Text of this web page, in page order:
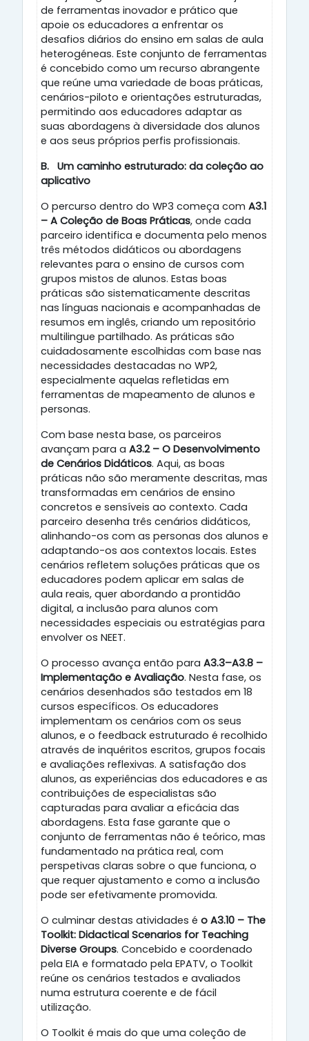
de ferramentas inovador e prático que
apoie os educadores a enfrentar os
desafios diários do ensino em salas de aula
heterogéneas. Este conjunto de ferramentas
é concebido como um recurso abrangente
que reúne uma variedade de boas práticas,
cenários-piloto e orientações estruturadas,
permitindo aos educadores adaptar as
suas abordagens à diversidade dos alunos
e aos seus próprios perfis profissionais.
B. Um caminho estruturado: da coleção ao
aplicativo
O percurso dentro do WP3 começa com A3.1
– A Coleção de Boas Práticas, onde cada
parceiro identifica e documenta pelo menos
três métodos didáticos ou abordagens
relevantes para o ensino de cursos com
grupos mistos de alunos. Estas boas
práticas são sistematicamente descritas
nas línguas nacionais e acompanhadas de
resumos em inglês, criando um repositório
multilingue partilhado. As práticas são
cuidadosamente escolhidas com base nas
necessidades destacadas no WP2,
especialmente aquelas refletidas em
ferramentas de mapeamento de alunos e
personas.
Com base nesta base, os parceiros
avançam para a A3.2 – O Desenvolvimento
de Cenários Didáticos. Aqui, as boas
práticas não são meramente descritas, mas
transformadas em cenários de ensino
concretos e sensíveis ao contexto. Cada
parceiro desenha três cenários didáticos,
alinhando-os com as personas dos alunos e
adaptando-os aos contextos locais. Estes
cenários refletem soluções práticas que os
educadores podem aplicar em salas de
aula reais, quer abordando a prontidão
digital, a inclusão para alunos com
necessidades especiais ou estratégias para
envolver os NEET.
O processo avança então para A3.3–A3.8 –
Implementação e Avaliação. Nesta fase, os
cenários desenhados são testados em 18
cursos específicos. Os educadores
implementam os cenários com os seus
alunos, e o feedback estruturado é recolhido
através de inquéritos escritos, grupos focais
e avaliações reflexivas. A satisfação dos
alunos, as experiências dos educadores e as
contribuições de especialistas são
capturadas para avaliar a eficácia das
abordagens. Esta fase garante que o
conjunto de ferramentas não é teórico, mas
fundamentado na prática real, com
perspetivas claras sobre o que funciona, o
que requer ajustamento e como a inclusão
pode ser efetivamente promovida.
O culminar destas atividades é o A3.10 – The
Toolkit: Didactical Scenarios for Teaching
Diverse Groups. Concebido e coordenado
pela EIA e formatado pela EPATV, o Toolkit
reúne os cenários testados e avaliados
numa estrutura coerente e de fácil
utilização.
O Toolkit é mais do que uma coleção de